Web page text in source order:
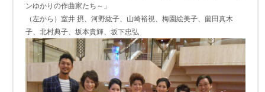
ンゆかりの作曲家たち～」
（左から）室井 摂、河野紘子、山崎裕視、梅園絵美子、薗田真木
子、北村典子、坂本貴輝、坂下忠弘